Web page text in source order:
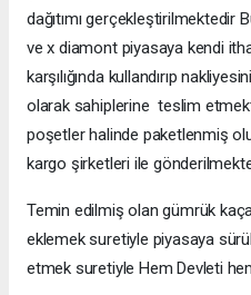
dağıtımı gerçekleştirilmektedir
ve x diamont piyasaya kendi
karşılığında kullandırıp
olarak sahiplerine teslim
poşetler halinde paketlenmiş
kargo şirketleri ile
Temin edilmiş olan gümrük
eklemek suretiyle piyasaya
etmek suretiyle Hem Devleti